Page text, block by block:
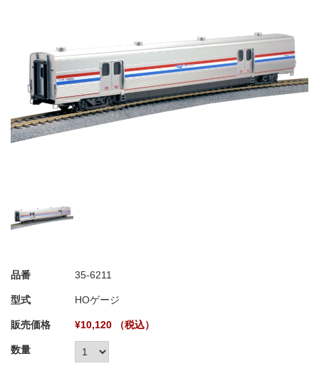
品番 35-6211
型式 HOゲージ
販売価格 ¥10,120 （税込）
数量